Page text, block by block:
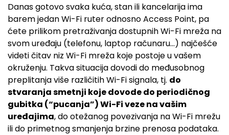
Danas gotovo svaka kuća, stan ili kancelarija ima
barem jedan Wi-Fi ruter odnosno Access Point, pa
ćete prilikom pretraživanja dostupnih Wi-Fi mreža na
svom uređaju (telefonu, laptop računaru…) najčešće
videti čitav niz Wi-Fi mreža koje postoje u vašem
okruženju. Takva situacija dovodi do međusobnog
preplitanja više različitih Wi-Fi signala, tj. do
stvaranja smetnji koje dovode do periodičnog
gubitka (“pucanja”) Wi-Fi veze na vašim
uređajima, do otežanog povezivanja na Wi-Fi mrežu
ili do primetnog smanjenja brzine prenosa podataka.